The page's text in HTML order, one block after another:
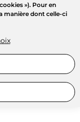
»). Pour en
manière dont celle-ci